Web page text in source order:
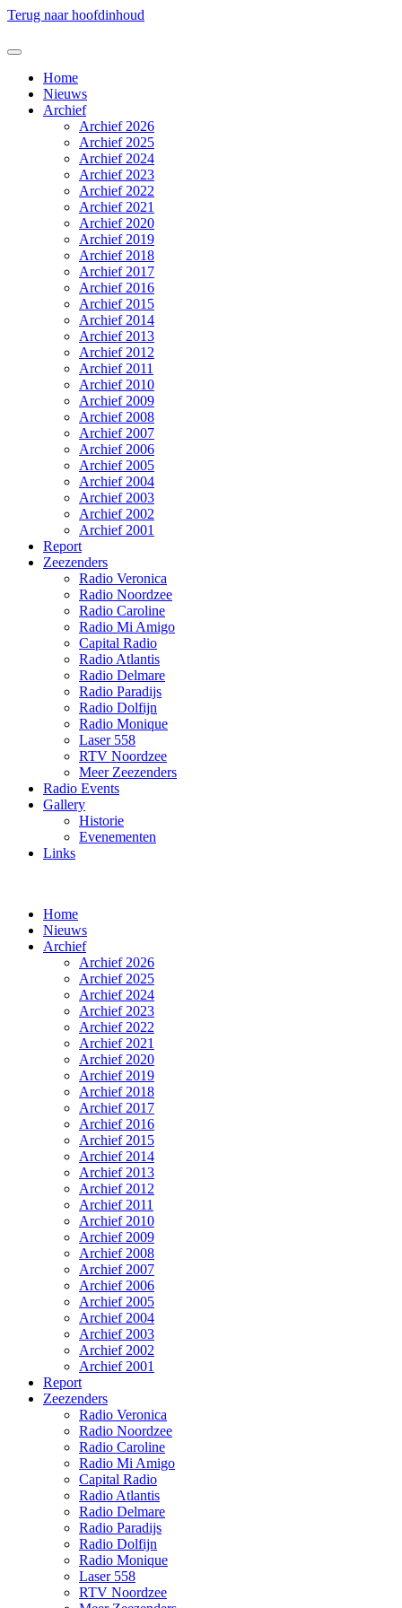
Terug naar hoofdinhoud
Home
Nieuws
Archief
Archief 2026
Archief 2025
Archief 2024
Archief 2023
Archief 2022
Archief 2021
Archief 2020
Archief 2019
Archief 2018
Archief 2017
Archief 2016
Archief 2015
Archief 2014
Archief 2013
Archief 2012
Archief 2011
Archief 2010
Archief 2009
Archief 2008
Archief 2007
Archief 2006
Archief 2005
Archief 2004
Archief 2003
Archief 2002
Archief 2001
Report
Zeezenders
Radio Veronica
Radio Noordzee
Radio Caroline
Radio Mi Amigo
Capital Radio
Radio Atlantis
Radio Delmare
Radio Paradijs
Radio Dolfijn
Radio Monique
Laser 558
RTV Noordzee
Meer Zeezenders
Radio Events
Gallery
Historie
Evenementen
Links
Home
Nieuws
Archief
Archief 2026
Archief 2025
Archief 2024
Archief 2023
Archief 2022
Archief 2021
Archief 2020
Archief 2019
Archief 2018
Archief 2017
Archief 2016
Archief 2015
Archief 2014
Archief 2013
Archief 2012
Archief 2011
Archief 2010
Archief 2009
Archief 2008
Archief 2007
Archief 2006
Archief 2005
Archief 2004
Archief 2003
Archief 2002
Archief 2001
Report
Zeezenders
Radio Veronica
Radio Noordzee
Radio Caroline
Radio Mi Amigo
Capital Radio
Radio Atlantis
Radio Delmare
Radio Paradijs
Radio Dolfijn
Radio Monique
Laser 558
RTV Noordzee